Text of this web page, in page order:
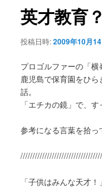
ゲ
ー
ョ
英才教育
投稿日時:2009年10月
プロゴルファーの「
鹿児島で保育園をひ
話。
「エチカの鏡」で、
参考になる言葉を拾っ
「子供はみんな天才！」